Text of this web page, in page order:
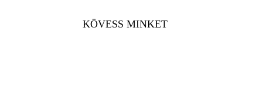
KÖVESS MINKET